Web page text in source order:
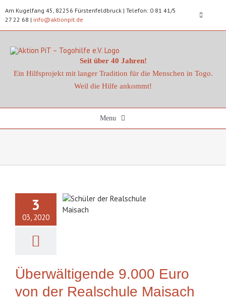
Inhalt
Am Kugelfang 45, 82256 Fürstenfeldbruck | Telefon: 0 81 41/5
27 22 68 | info@aktionpit.de
Toggle
Kontakt
Seit über 40 Jahren!
Ein Hilfsprojekt mit langer Tradition für die Menschen in Togo.
Weil die Hilfe ankommt!
Menu
Spenden
3
03, 2020
von der
Überwältigende 9.000 Euro
von der Realschule Maisach